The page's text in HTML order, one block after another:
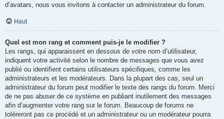
d’avatars, nous vous invitons à contacter un administrateur du forum.
Haut
Quel est mon rang et comment puis-je le modifier ?
Les rangs, qui apparaissent en dessous de votre nom d’utilisateur,
indiquent votre activité selon le nombre de messages que vous avez
publié ou identifient certains utilisateurs spécifiques, comme les
administrateurs et les modérateurs. Dans la plupart des cas, seul un
administrateur du forum peut modifier le texte des rangs du forum. Merci
de ne pas abuser de ce système en publiant inutilement des messages
afin d’augmenter votre rang sur le forum. Beaucoup de forums ne
toléreront pas ce procédé et un administrateur ou un modérateur pourra